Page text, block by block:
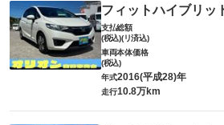
フィットハイブリッ
支払総額
(税込)(リ済込)
車両本体価格
(税込)
年式2016(平成28)年
走行10.8万km